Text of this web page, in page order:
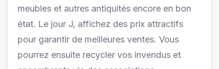
meubles et autres antiquités encore en bon
état. Le jour J, affichez des prix attractifs
pour garantir de meilleures ventes. Vous
pourrez ensuite recycler vos invendus et